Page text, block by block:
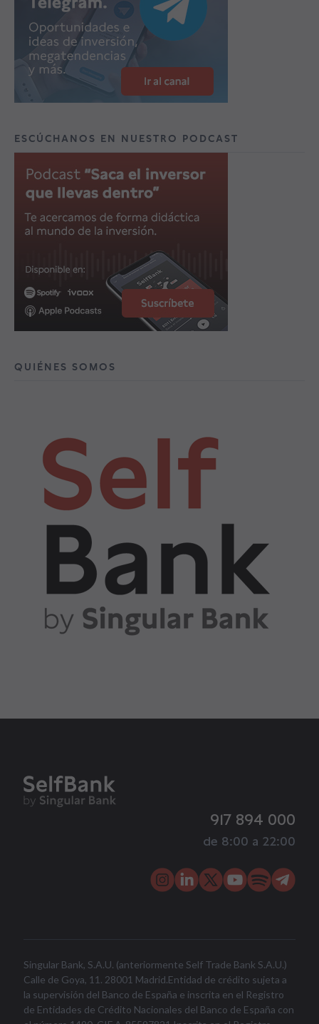
ESCÚCHANOS EN NUESTRO PODCAST
QUIÉNES SOMOS
917 894 000
de 8:00 a 22:00
Singular Bank, S.A.U. (anteriormente Self Trade Bank S.A.U.)
Calle de Goya, 11. 28001 Madrid.Entidad de crédito sujeta a
la supervisión del Banco de España e inscrita en el Registro
de Entidades de Crédito Nacionales del Banco de España con